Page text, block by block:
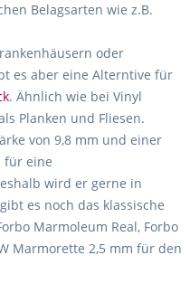
Belagsarten wie z.B.
oder
es aber eine Alterntive für
. Ähnlich wie bei Vinyl
Planken und Fliesen.
von 9,8 mm und einer
für eine
wird er gerne in
es noch das klassische
Marmoleum Real, Forbo
Marmorette 2,5 mm für den